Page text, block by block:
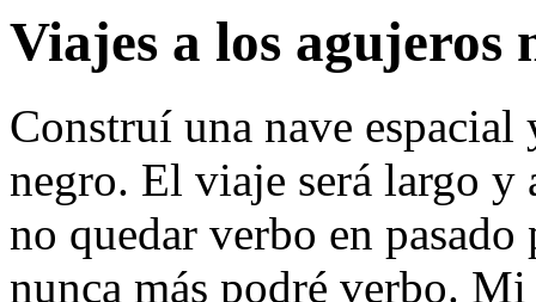
Viajes a los agujeros
Construí una nave
negro. El viaje será largo y
no quedar verbo en
nunca más podré verbo. Mi